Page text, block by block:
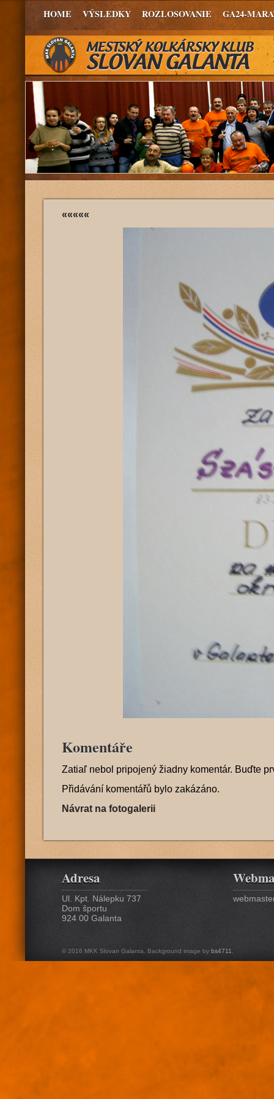
HOME VÝSLEDKY ROZLOSOVANIE GA24-
«««««
Komentáře
Zatiaľ nebol pripojený žiadny komentár. Buďte
Přidávání komentářů bylo zakázáno.
Návrat na fotogalerii
Adresa
Ul. Kpt. Nálepku 737
Dom športu
924 00 Galanta
© 2016 MKK Slovan Galanta. Background image by bs4711